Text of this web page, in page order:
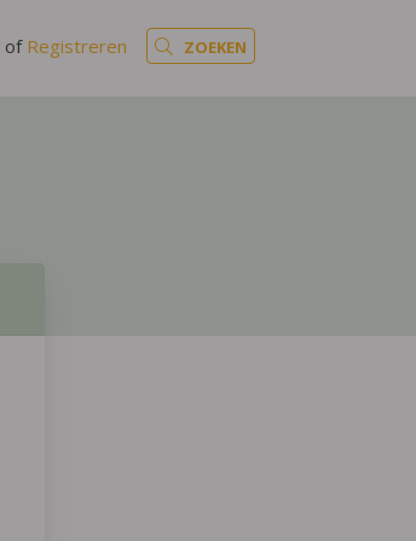
of Registreren ZOEKEN